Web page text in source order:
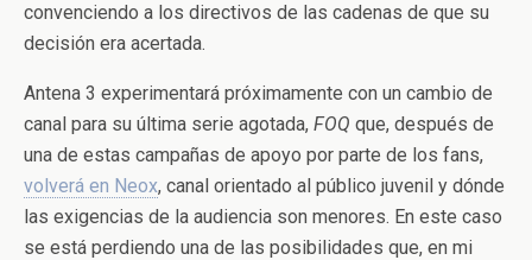
convenciendo a los directivos de las cadenas de que su
decisión era acertada.
Antena 3 experimentará próximamente con un cambio de
canal para su última serie agotada, FOQ que, después de
una de estas campañas de apoyo por parte de los fans,
volverá en Neox, canal orientado al público juvenil y dónde
las exigencias de la audiencia son menores. En este caso
se está perdiendo una de las posibilidades que, en mi